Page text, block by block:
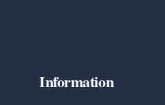
Information